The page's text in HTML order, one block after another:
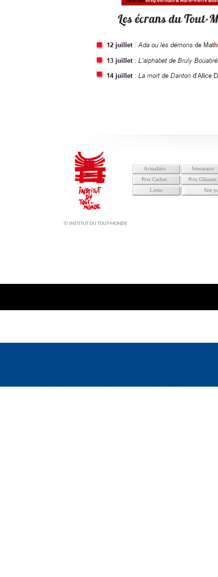
© INSTITUT DU TOUT-MONDE
Actualités
Séminaire
Prix Carbet
Prix Glissant
Site
Liens